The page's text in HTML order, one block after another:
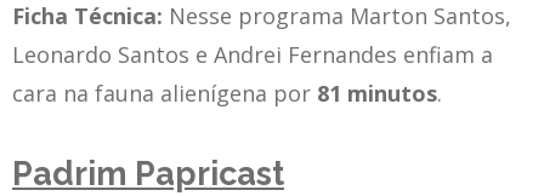
Ficha Técnica: Nesse programa Marton Santos,
Leonardo Santos e Andrei Fernandes enfiam a
cara na fauna alienígena por 81 minutos.
Padrim Papricast